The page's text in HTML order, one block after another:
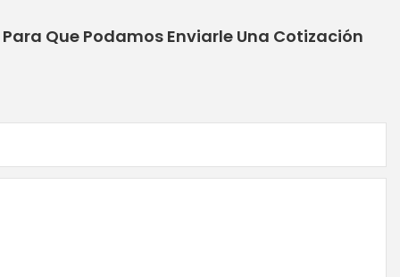
Que Podamos Enviarle Una Cotización